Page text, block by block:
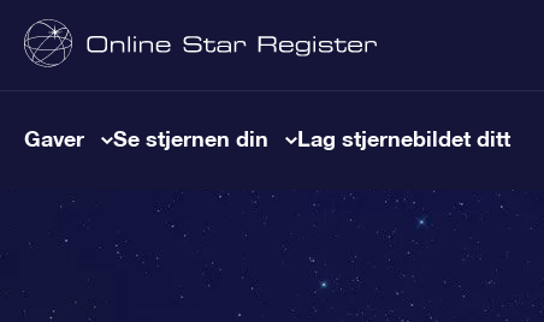
Gaver Se stjernen din Lag stjernebildet ditt